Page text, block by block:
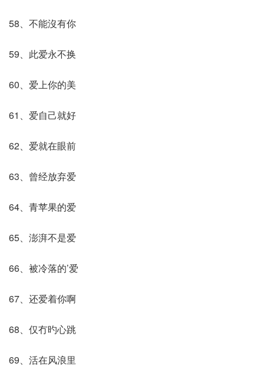
58、不能沒有你
59、此爱永不换
60、爱上你的美
61、爱自己就好
62、爱就在眼前
63、曾经放弃爱
64、青苹果的爱
65、澎湃不是爱
66、被冷落的’爱
67、还爱着你啊
68、仅冇旳心跳
69、活在风浪里